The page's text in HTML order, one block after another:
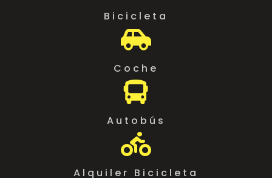
Bicicleta

Coche

Autobús

Alquiler Bicicleta